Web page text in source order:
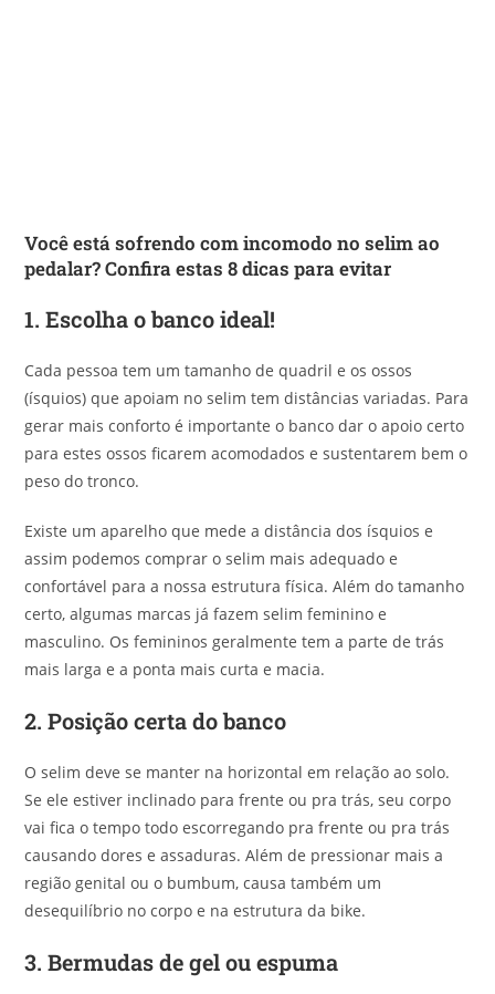
Você está sofrendo com incomodo no selim ao
pedalar? Confira estas 8 dicas para evitar
1.Escolha o banco ideal!
Cada pessoa tem um tamanho de quadril e os ossos
(ísquios) que apoiam no selim tem distâncias variadas. Para
gerar mais conforto é importante o banco dar o apoio certo
para estes ossos ficarem acomodados e sustentarem bem o
peso do tronco.
Existe um aparelho que mede a distância dos ísquios e
assim podemos comprar o selim mais adequado e
confortável para a nossa estrutura física. Além do tamanho
certo, algumas marcas já fazem selim feminino e
masculino. Os femininos geralmente tem a parte de trás
mais larga e a ponta mais curta e macia.
2.Posição certa do banco
O selim deve se manter na horizontal em relação ao solo.
Se ele estiver inclinado para frente ou pra trás, seu corpo
vai fica o tempo todo escorregando pra frente ou pra trás
causando dores e assaduras. Além de pressionar mais a
região genital ou o bumbum, causa também um
desequilíbrio no corpo e na estrutura da bike.
3.Bermudas de gel ou espuma